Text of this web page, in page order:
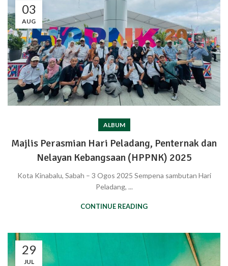
03
AUG
ALBUM
Majlis Perasmian Hari Peladang, Penternak dan
Nelayan Kebangsaan (HPPNK) 2025
Kota Kinabalu, Sabah – 3 Ogos 2025 Sempena sambutan Hari
Peladang, ...
CONTINUE READING
29
JUL